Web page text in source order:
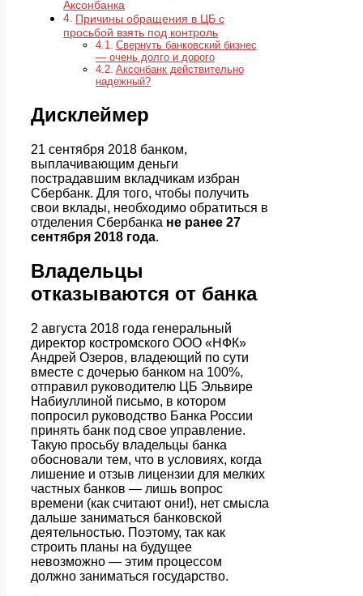
Аксонбанка
Причины обращения в ЦБ с
просьбой взять под контроль
Свернуть банковский бизнес
— очень долго и дорого
Аксонбанк действительно
надежный?
Дисклеймер
21 сентября 2018 банком,
выплачивающим деньги
пострадавшим вкладчикам избран
Сбербанк. Для того, чтобы получить
свои вклады, необходимо обратиться в
отделения Сбербанка не ранее 27
сентября 2018 года.
Владельцы
отказываются от банка
2 августа 2018 года генеральный
директор костромского ООО «НФК»
Андрей Озеров, владеющий по сути
вместе с дочерью банком на 100%,
отправил руководителю ЦБ Эльвире
Набиуллиной письмо, в котором
попросил руководство Банка России
принять банк под свое управление.
Такую просьбу владельцы банка
обосновали тем, что в условиях, когда
лишение и отзыв лицензии для мелких
частных банков — лишь вопрос
времени (как считают они!), нет смысла
дальше заниматься банковской
деятельностью. Поэтому, так как
строить планы на будущее
невозможно — этим процессом
должно заниматься государство.